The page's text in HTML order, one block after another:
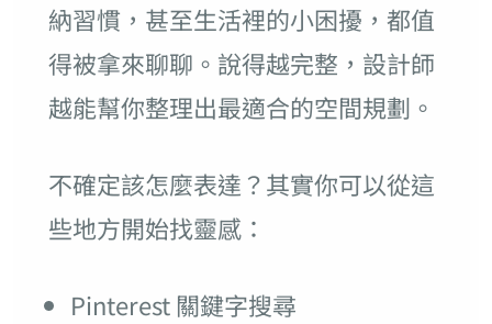
納習慣，甚至生活裡的小困擾，都值
得被拿來聊聊。說得越完整，設計師
越能幫你整理出最適合的空間規劃。
不確定該怎麼表達？其實你可以從這
些地方開始找靈感：
Pinterest 關鍵字搜尋